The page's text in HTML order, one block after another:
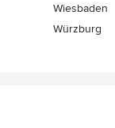
Wiesbaden
Würzburg